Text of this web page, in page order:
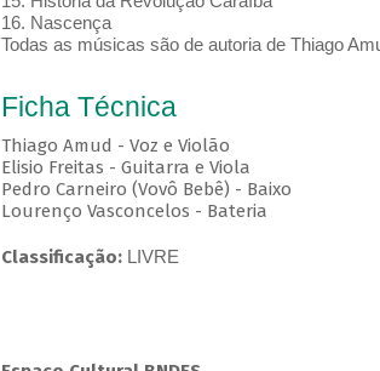
16. Nascença
Todas as músicas são de autoria de Thiago
Ficha Técnica
Thiago Amud - Voz e Violão
Elisio Freitas - Guitarra e Viola
Pedro Carneiro (Vovô Bebê) - Baixo
Lourenço Vasconcelos - Bateria
Classificação: LIVRE